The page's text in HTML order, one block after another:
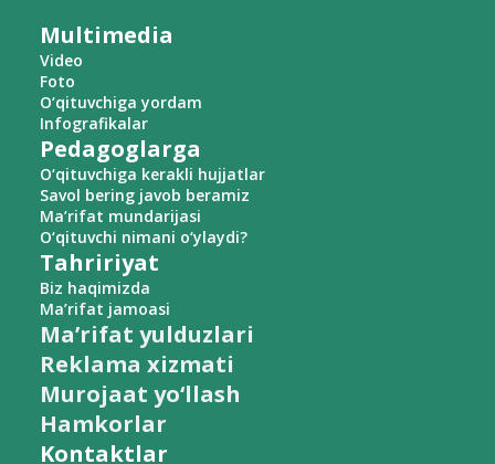
Multimedia
Video
Foto
O‘qituvchiga yordam
Infografikalar
Pedagoglarga
O‘qituvchiga kerakli hujjatlar
Savol bering javob beramiz
Ma’rifat mundarijasi
O‘qituvchi nimani o‘ylaydi?
Tahririyat
Biz haqimizda
Ma’rifat jamoasi
Ma’rifat yulduzlari
Reklama xizmati
Murojaat yo‘llash
Hamkorlar
Kontaktlar